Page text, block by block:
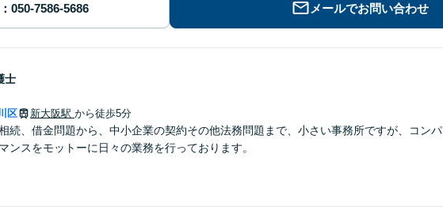
メールでお問い合わせ
士
区 新大阪駅 から徒歩5分
続、借金問題から、中小企業の契約その他法務問題まで、小さい事務所ですが、コンパ
ンスをモットーに日々の業務を行っております。